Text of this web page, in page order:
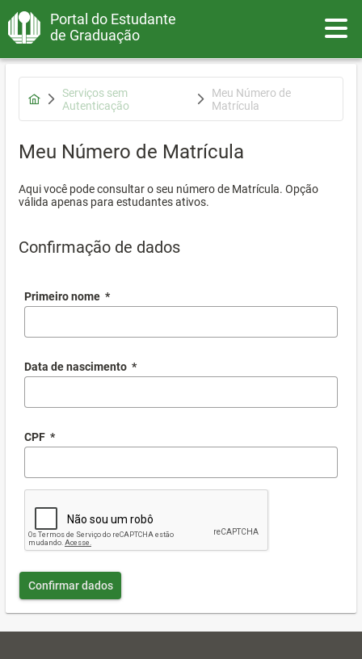
Portal do Estudante
de Graduação
Serviços sem
Autenticação
Meu Número de
Matrícula
Meu Número de Matrícula
Aqui você pode consultar o seu número de Matrícula. Opção
válida apenas para estudantes ativos.
Confirmação de dados
Primeiro nome *
Data de nascimento *
CPF *
Confirmar dados